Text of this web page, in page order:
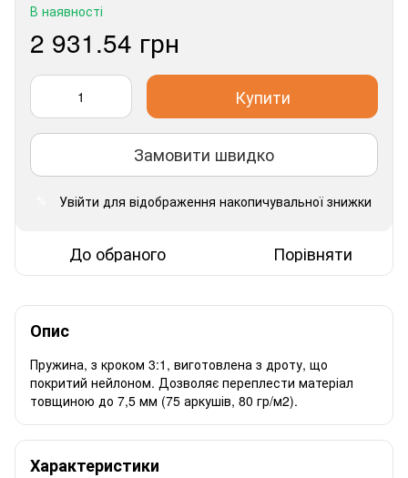
В наявності
2 931.54 грн
Купити
Замовити швидко
Увійти для відображення накопичувальної знижки
До обраного Порівняти
Опис
Пружина, з кроком 3:1, виготовлена з дроту, що
покритий нейлоном. Дозволяє переплести матеріал
товщиною до 7,5 мм (75 аркушів, 80 гр/м2).
Характеристики